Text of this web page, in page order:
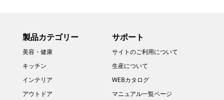
製品カテゴリー
美容・健康
キッチン
インテリア
アウトドア
サポート
サイトのご利用について
生産について
WEBカタログ
マニュアル一覧ページ